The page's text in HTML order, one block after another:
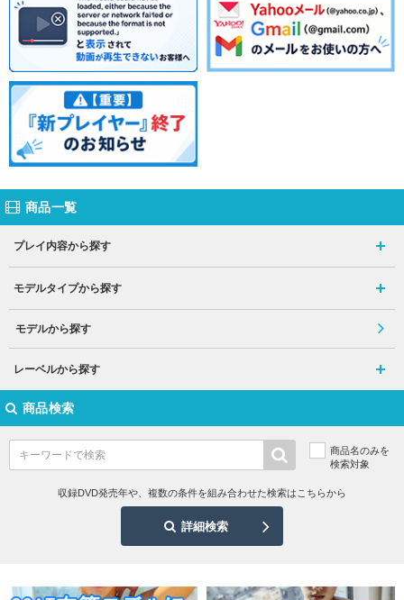
商品一覧
プレイ内容から探す
モデルタイプから探す
モデルから探す
レーベルから探す
商品検索
商品名のみを
検索対象
収録DVD発売年や、複数の条件を組み合わせた検索はこちらから
詳細検索